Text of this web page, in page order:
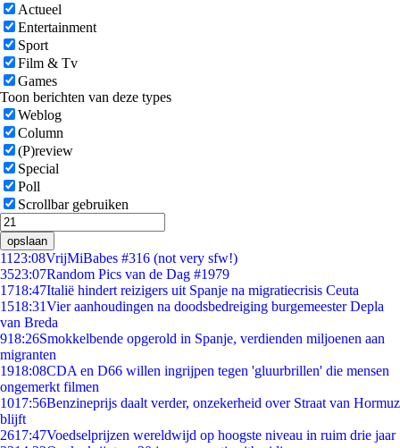
Actueel
Entertainment
Sport
Film & Tv
Games
Toon berichten van deze types
Weblog
Column
(P)review
Special
Poll
Scrollbar gebruiken
opslaan
11 23:08VrijMiBabes #316 (not very sfw!)
3523:07Random Pics van de Dag #1979
1718:47Italië hindert reizigers uit Spanje na migratiecrisis Ceuta
1518:31Vier aanhoudingen na doodsbedreiging burgemeester Depla
van Breda
918:26Smokkelbende opgerold in Spanje, verdienden miljoenen aan
migranten
1918:08CDA en D66 willen ingrijpen tegen 'gluurbrillen' die mensen
ongemerkt filmen
1017:56Benzineprijs daalt verder, onzekerheid over Straat van Hormuz
blijft
2617:47Voedselprijzen wereldwijd op hoogste niveau in ruim drie jaar